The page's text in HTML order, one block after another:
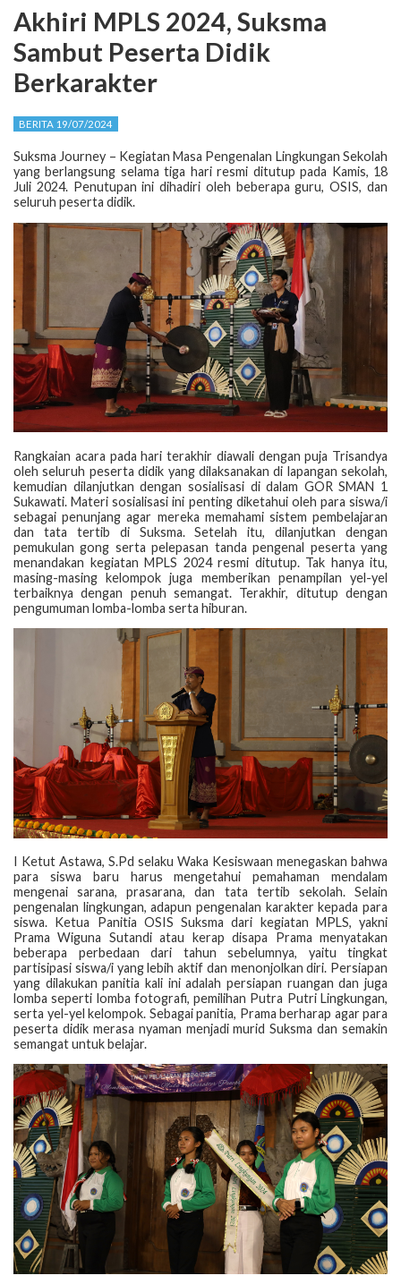
Akhiri MPLS 2024, Suksma
Sambut Peserta Didik
Berkarakter
BERITA 19/07/2024
Suksma Journey – Kegiatan Masa Pengenalan Lingkungan Sekolah
yang berlangsung selama tiga hari resmi ditutup pada Kamis, 18
Juli 2024. Penutupan ini dihadiri oleh beberapa guru, OSIS, dan
seluruh peserta didik.
Rangkaian acara pada hari terakhir diawali dengan puja Trisandya
oleh seluruh peserta didik yang dilaksanakan di lapangan sekolah,
kemudian dilanjutkan dengan sosialisasi di dalam GOR SMAN 1
Sukawati. Materi sosialisasi ini penting diketahui oleh para siswa/i
sebagai penunjang agar mereka memahami sistem pembelajaran
dan tata tertib di Suksma. Setelah itu, dilanjutkan dengan
pemukulan gong serta pelepasan tanda pengenal peserta yang
menandakan kegiatan MPLS 2024 resmi ditutup. Tak hanya itu,
masing-masing kelompok juga memberikan penampilan yel-yel
terbaiknya dengan penuh semangat. Terakhir, ditutup dengan
pengumuman lomba-lomba serta hiburan.
I Ketut Astawa, S.Pd selaku Waka Kesiswaan menegaskan bahwa
para siswa baru harus mengetahui pemahaman mendalam
mengenai sarana, prasarana, dan tata tertib sekolah. Selain
pengenalan lingkungan, adapun pengenalan karakter kepada para
siswa. Ketua Panitia OSIS Suksma dari kegiatan MPLS, yakni
Prama Wiguna Sutandi atau kerap disapa Prama menyatakan
beberapa perbedaan dari tahun sebelumnya, yaitu tingkat
partisipasi siswa/i yang lebih aktif dan menonjolkan diri. Persiapan
yang dilakukan panitia kali ini adalah persiapan ruangan dan juga
lomba seperti lomba fotografi, pemilihan Putra Putri Lingkungan,
serta yel-yel kelompok. Sebagai panitia, Prama berharap agar para
peserta didik merasa nyaman menjadi murid Suksma dan semakin
semangat untuk belajar.